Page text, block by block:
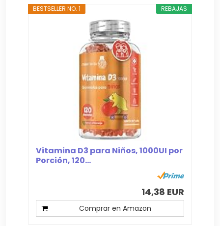
REBAJAS
BESTSELLER NO. 1
Vitamina D3 para Niños, 1000UI por
Porción, 120...
14,38 EUR
Comprar en Amazon